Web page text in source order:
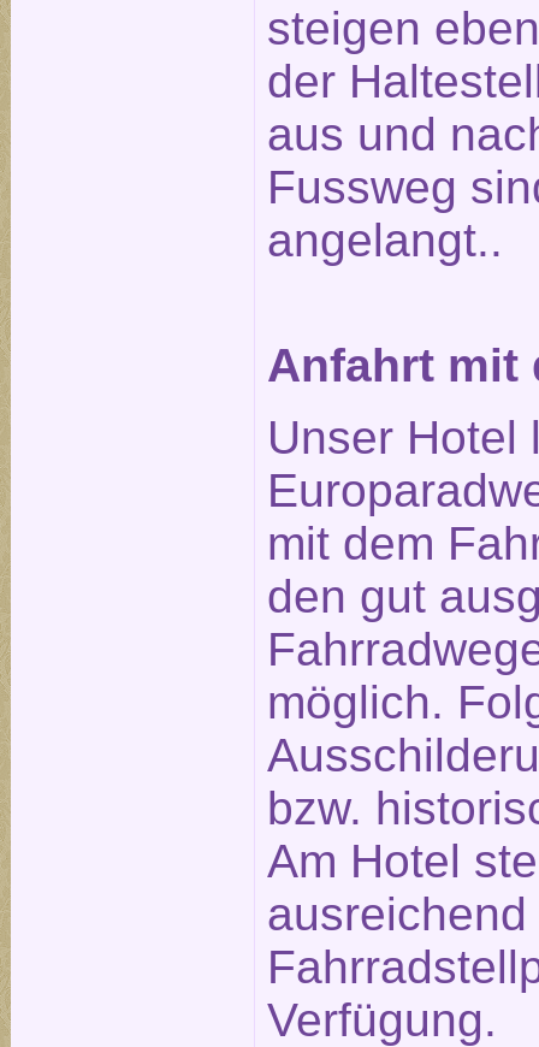
steigen
der
aus und
Fussweg
angelangt..
Anfahrt mit
Unser Hotel
mit dem
den gut
möglich.
bzw.
Am Hotel
Verfügung.